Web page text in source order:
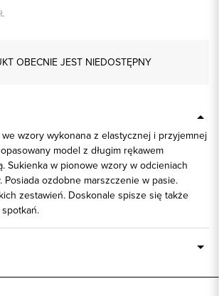
OBECNIE JEST NIEDOSTĘPNY
wzory wykonana z elastycznej i przyjemnej
model z długim rękawem
Sukienka w pionowe wzory w odcieniach
Posiada ozdobne marszczenie w pasie.
zestawień. Doskonale spisze się także